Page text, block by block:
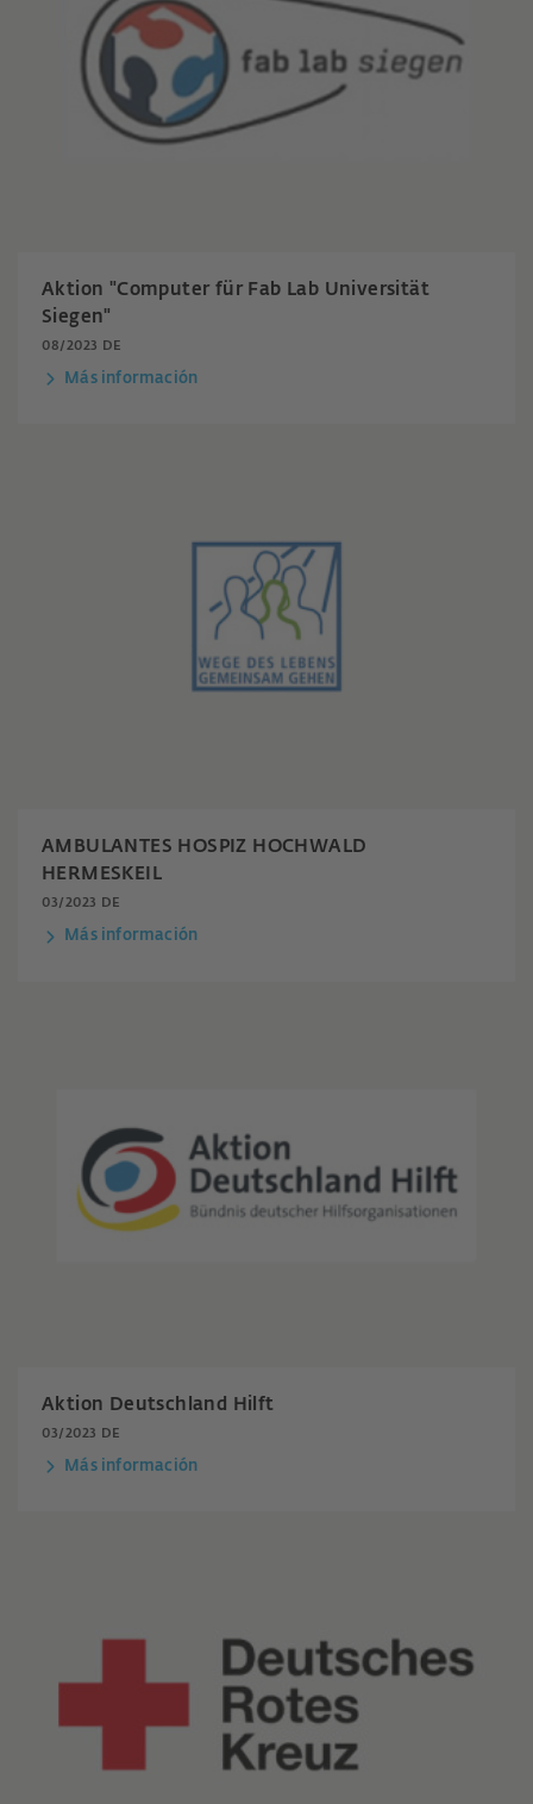
Aktion "Computer für Fab Lab Universität
Siegen"
08/2023 DE
Más información
AMBULANTES HOSPIZ HOCHWALD
HERMESKEIL
03/2023 DE
Más información
Aktion Deutschland Hilft
03/2023 DE
Más información